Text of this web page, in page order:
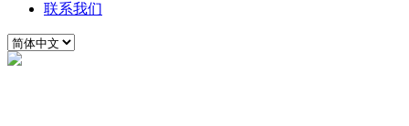
联系我们